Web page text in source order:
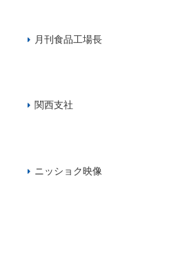
月刊食品工場長
関西支社
ニッショク映像